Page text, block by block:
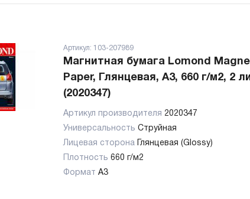
Артикул: 103-207989
Магнитная бумага Lomond
Paper, Глянцевая, А3, 660 г/м2, 2
(2020347)
Артикул производителя 2020347
Универсальность Струйная
Лицевая сторона
Глянцевая (Glossy)
Плотность 660 г/м2
Формат А3